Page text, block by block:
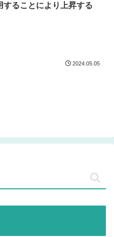
することにより上昇する
2024.05.05